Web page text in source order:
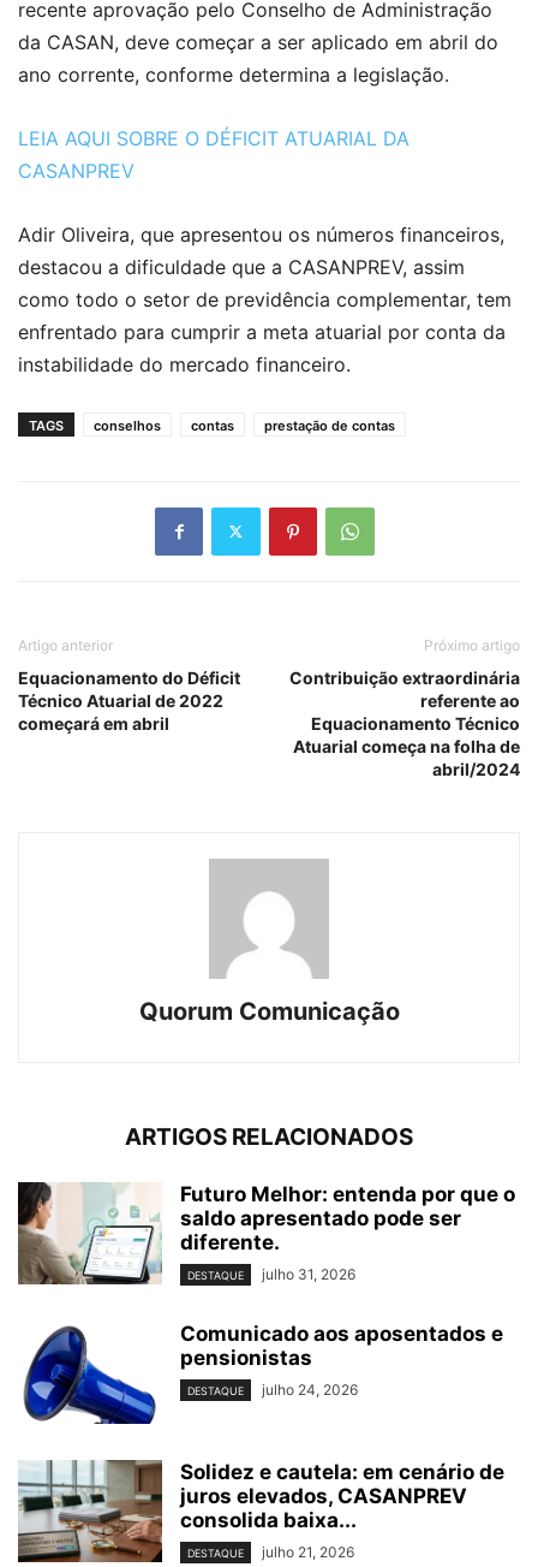
recente aprovação pelo Conselho de Administração
da CASAN, deve começar a ser aplicado em abril do
ano corrente, conforme determina a legislação.
LEIA AQUI SOBRE O DÉFICIT ATUARIAL DA
CASANPREV
Adir Oliveira, que apresentou os números financeiros,
destacou a dificuldade que a CASANPREV, assim
como todo o setor de previdência complementar, tem
enfrentado para cumprir a meta atuarial por conta da
instabilidade do mercado financeiro.
TAGS conselhos contas prestação de contas
Artigo anterior
Equacionamento do Déficit
Técnico Atuarial de 2022
começará em abril
Próximo artigo
Contribuição extraordinária
referente ao
Equacionamento Técnico
Atuarial começa na folha de
abril/2024
Quorum Comunicação
ARTIGOS RELACIONADOS
Futuro Melhor: entenda por que o
saldo apresentado pode ser
diferente.
DESTAQUE julho 31, 2026
Comunicado aos aposentados e
pensionistas
DESTAQUE julho 24, 2026
Solidez e cautela: em cenário de
juros elevados, CASANPREV
consolida baixa...
DESTAQUE julho 21, 2026